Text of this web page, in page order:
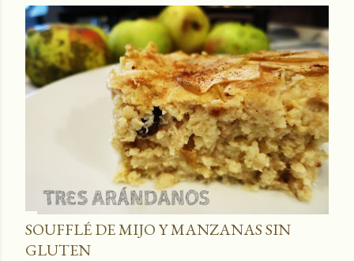
SOUFFLÉ DE MIJO Y MANZANAS SIN
GLUTEN